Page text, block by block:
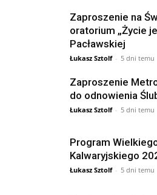
Zaproszenie na
oratorium „Życie
Pacławskiej
Łukasz Sztolf - 5 dni temu
Zaproszenie
do odnowienia
Łukasz Sztolf - 5 dni temu
Program
Kalwaryjskiego
Łukasz Sztolf - 5 dni temu